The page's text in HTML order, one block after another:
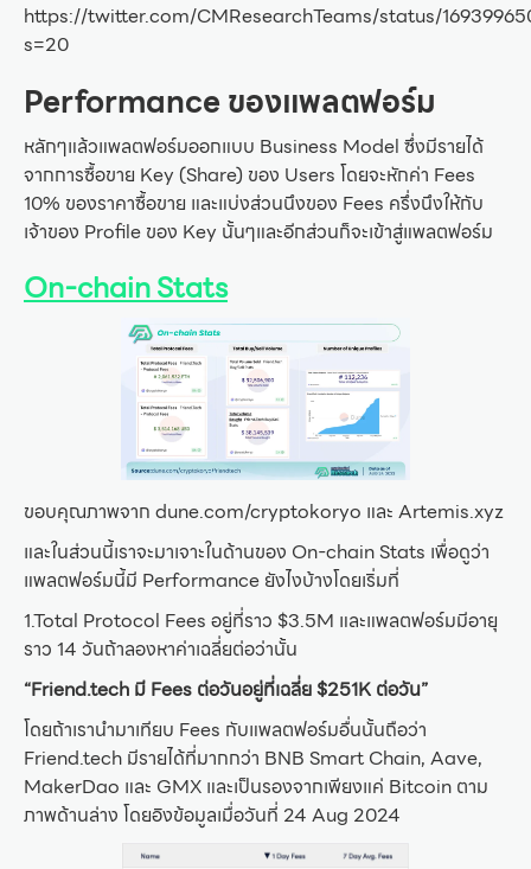
https://twitter.com/CMResearchTeams/status/
s=20
Performance ของแพลตฟอร์ม
หลักๆแล้วแพลตฟอร์มออกแบบ Business Model ซึ่งมีรายได้
จากการซื้อขาย Key (Share) ของ Users โดยจะหักค่า Fees
10% ของราคาซื้อขาย และแบ่งส่วนนึงของ Fees ครึ่งนึงให้กับ
เจ้าของ Profile ของ Key นั้นๆและอีกส่วนก็จะเข้าสู่แพลตฟอร์ม
On-chain Stats
ขอบคุณภาพจาก dune.com/cryptokoryo และ Artemis.xyz
และในส่วนนี้เราจะมาเจาะในด้านของ On-chain Stats เพื่อดูว่า
แพลตฟอร์มนี้มี Performance ยังไงบ้างโดยเริ่มที่
1.Total Protocol Fees อยู่ที่ราว $3.5M และแพลตฟอร์มมีอายุ
ราว 14 วันถ้าลองหาค่าเฉลี่ยต่อว่านั้น
“Friend.tech มี Fees ต่อวันอยู่ที่เฉลี่ย $251K ต่อวัน”
โดยถ้าเรานำมาเทียบ Fees กับแพลตฟอร์มอื่นนั้นถือว่า
Friend.tech มีรายได้ที่มากกว่า BNB Smart Chain, Aave,
MakerDao และ GMX และเป็นรองจากเพียงแค่ Bitcoin ตาม
ภาพด้านล่าง โดยอิงข้อมูลเมื่อวันที่ 24 Aug 2024